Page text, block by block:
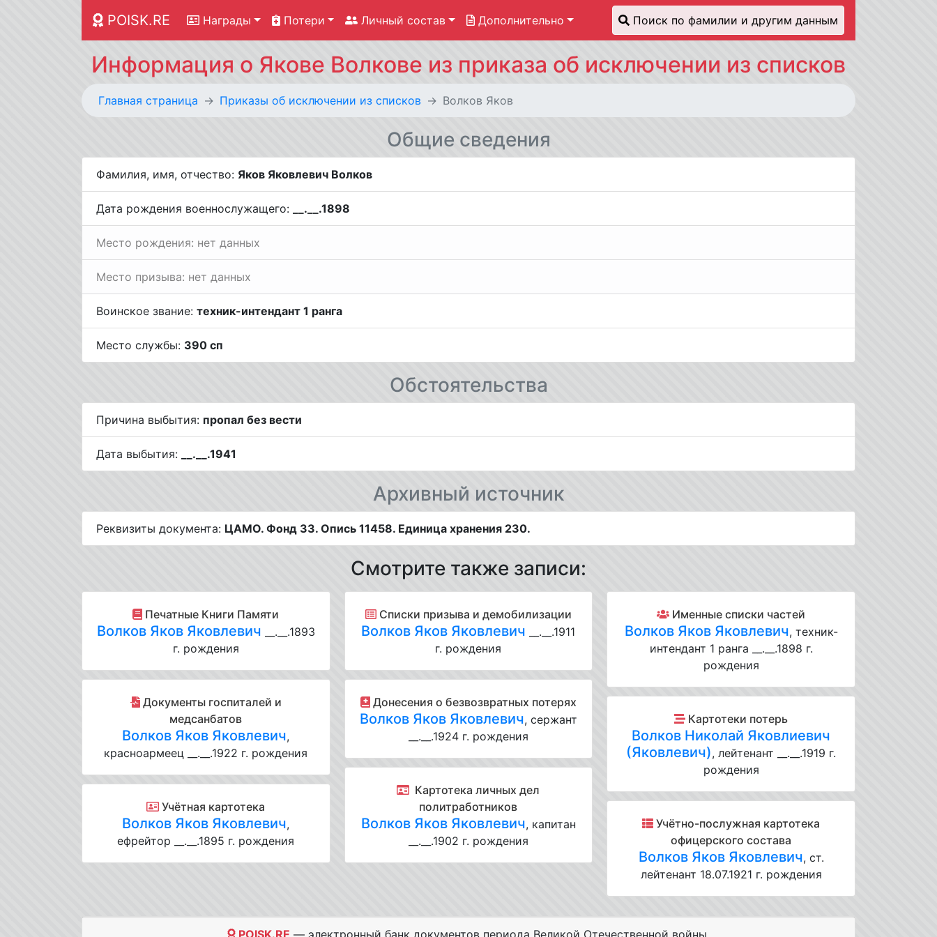
POISK.RE Награды Потери Личный состав Дополнительно Поиск по фамилии и другим данным
Информация о Якове Волкове из приказа об исключении из списков
Главная страница Приказы об исключении из списков Волков Яков
Общие сведения
Фамилия, имя, отчество: Яков Яковлевич Волков
Дата рождения военнослужащего: __.__.1898
Место рождения: нет данных
Место призыва: нет данных
Воинское звание: техник-интендант 1 ранга
Место службы: 390 сп
Обстоятельства
Причина выбытия: пропал без вести
Дата выбытия: __.__.1941
Архивный источник
Реквизиты документа: ЦАМО. Фонд 33. Опись 11458. Единица хранения 230.
Смотрите также записи:
Печатные Книги Памяти
Волков Яков Яковлевич __.__.1893
г. рождения
Документы госпиталей и
медсанбатов
Волков Яков Яковлевич,
красноармеец __.__.1922 г. рождения
Учётная картотека
Волков Яков Яковлевич,
ефрейтор __.__.1895 г. рождения
Списки призыва и демобилизации
Волков Яков Яковлевич __.__.1911
г. рождения
Донесения о безвозвратных потерях
Волков Яков Яковлевич, сержант
__.__.1924 г. рождения
Картотека личных дел
политработников
Волков Яков Яковлевич, капитан
__.__.1902 г. рождения
Именные списки частей
Волков Яков Яковлевич, техник-
интендант 1 ранга __.__.1898 г.
рождения
Картотеки потерь
Волков Николай Яковлиевич
(Яковлевич), лейтенант __.__.1919 г.
рождения
Учётно-послужная картотека
офицерского состава
Волков Яков Яковлевич, ст.
лейтенант 18.07.1921 г. рождения
POISK.RE — электронный банк документов периода Великой Отечественной войны.